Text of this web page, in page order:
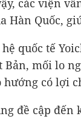
các viện
Hàn Quốc,
hệ quốc tế
Bản, mối lo
hướng có lợi
đề cập